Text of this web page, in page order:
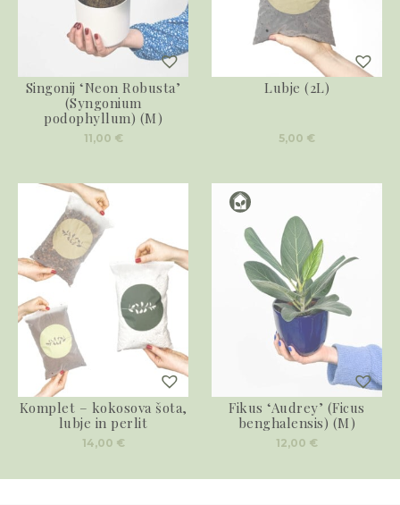
Singonij ‘Neon Robusta’
(Syngonium
podophyllum) (M)
11,00 €
Lubje (2L)
5,00 €
Komplet – kokosova šota,
lubje in perlit
14,00 €
Fikus ‘Audrey’ (Ficus
benghalensis) (M)
12,00 €